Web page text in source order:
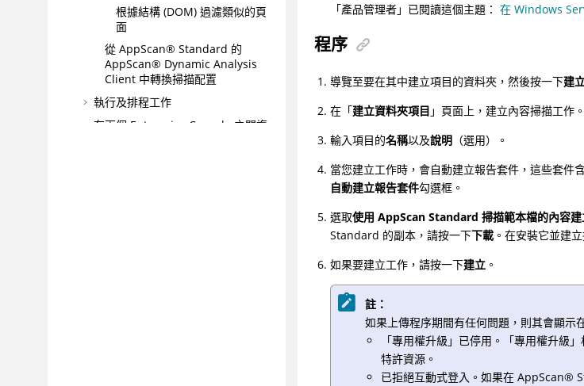
根據結構 (DOM) 過濾類似的頁
面
從 AppScan® Standard 的
AppScan® Dynamic Analysis
Client 中轉換掃描配置
執行及排程工作
在兩個 Enterprise Console 之間複
「產品管理者」已閱讀這個主題：在 Windows
程序
導覽至要在其中建立項目的資料夾，然後按一下建
在「建立資料夾項目 」頁面上，建立內容掃描工作。
輸入項目的名稱以及說明 （選用）。
當您建立工作時，會自動建立報告套件，這些套件
自動建立報告套件勾選框。
選取使用 AppScan Standard 掃描範本檔的內容
Standard 的副本，請按一下下載 。在安裝它並建
如果要建立工作，請按一下建立 。
註：
如果上傳程序期間有任何問題，則其會顯示
「專用權升級」已停用。「專用權升級
特許資源。
已拒絕互動式登入。如果在AppScan®